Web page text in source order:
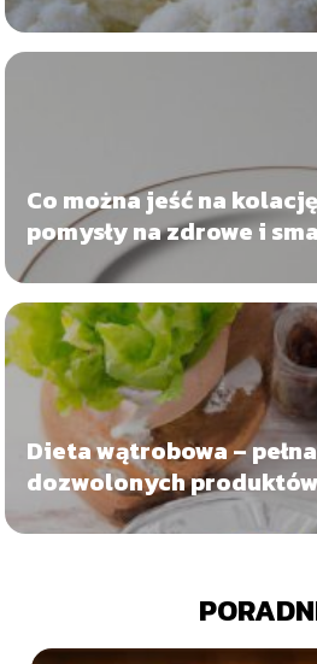
Co można jeść na
pomysły na zdrowe i
Dieta wątrobowa –
dozwolonych produktów